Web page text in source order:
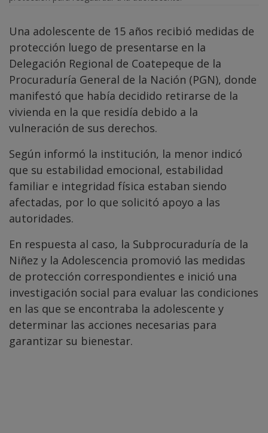
Una adolescente de 15 años recibió medidas de
protección luego de presentarse en la
Delegación Regional de Coatepeque de la
Procuraduría General de la Nación (PGN), donde
manifestó que había decidido retirarse de la
vivienda en la que residía debido a la
vulneración de sus derechos.
Según informó la institución, la menor indicó
que su estabilidad emocional, estabilidad
familiar e integridad física estaban siendo
afectadas, por lo que solicitó apoyo a las
autoridades.
En respuesta al caso, la Subprocuraduría de la
Niñez y la Adolescencia promovió las medidas
de protección correspondientes e inició una
investigación social para evaluar las condiciones
en las que se encontraba la adolescente y
determinar las acciones necesarias para
garantizar su bienestar.